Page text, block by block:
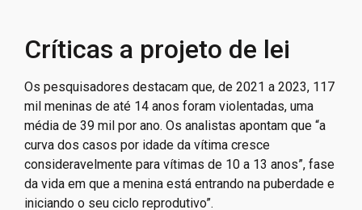
Críticas a projeto de lei
Os pesquisadores destacam que, de 2021 a 2023, 117
mil meninas de até 14 anos foram violentadas, uma
média de 39 mil por ano. Os analistas apontam que “a
curva dos casos por idade da vítima cresce
consideravelmente para vítimas de 10 a 13 anos”, fase
da vida em que a menina está entrando na puberdade e